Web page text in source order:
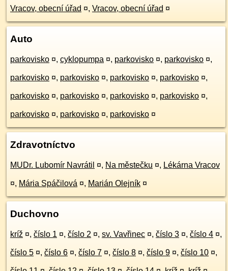
Vracov, obecní úřad ¤, Vracov, obecní úřad ¤
Auto
parkovisko ¤, cyklopumpa ¤, parkovisko ¤, parkovisko ¤,
parkovisko ¤, parkovisko ¤, parkovisko ¤, parkovisko ¤,
parkovisko ¤, parkovisko ¤, parkovisko ¤, parkovisko ¤,
parkovisko ¤, parkovisko ¤, parkovisko ¤
Zdravotníctvo
MUDr. Lubomír Navrátil ¤, Na městečku ¤, Lékárna Vracov
¤, Mária Spáčilová ¤, Marián Olejník ¤
Duchovno
kríž ¤, číslo 1 ¤, číslo 2 ¤, sv. Vavřinec ¤, číslo 3 ¤, číslo 4 ¤,
číslo 5 ¤, číslo 6 ¤, číslo 7 ¤, číslo 8 ¤, číslo 9 ¤, číslo 10 ¤,